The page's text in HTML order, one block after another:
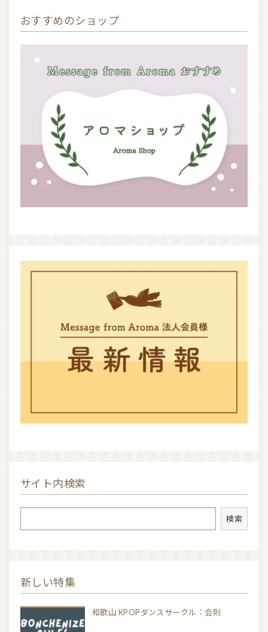
おすすめのショップ
サイト内検索
検索
新しい特集
和歌山 KPOPダンスサークル：会則